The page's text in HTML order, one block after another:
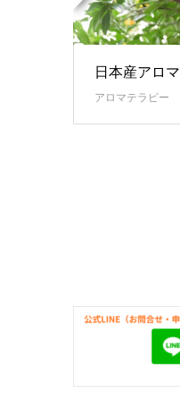
日本産アロマ
アロマテラピー